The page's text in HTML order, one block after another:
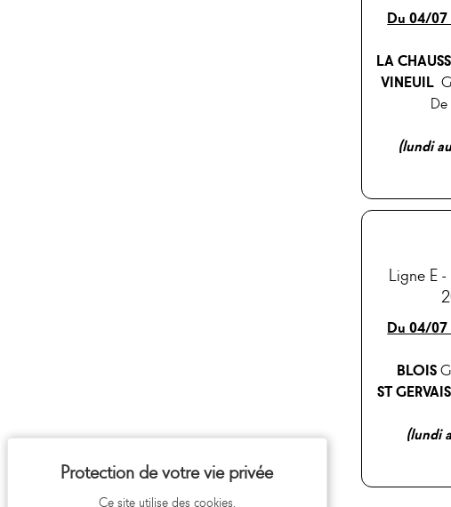
Du 04/
LA
VINEUIL
(lundi
Ligne E
Du 04/
BLOIS
ST
(lundi
Ce site utilise des cookies.